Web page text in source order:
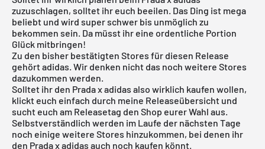
zuzuschlagen, solltet ihr euch beeilen. Das Ding ist mega
beliebt und wird super schwer bis unmöglich zu
bekommen sein. Da müsst ihr eine ordentliche Portion
Glück mitbringen!
Zu den bisher bestätigten Stores für diesen Release
gehört adidas. Wir denken nicht das noch weitere Stores
dazukommen werden.
Solltet ihr den Prada x adidas also wirklich kaufen wollen,
klickt euch einfach durch meine Releaseübersicht und
sucht euch am Releasetag den Shop eurer Wahl aus.
Selbstverständlich werden im Laufe der nächsten Tage
noch einige weitere Stores hinzukommen, bei denen ihr
den Prada x adidas auch noch kaufen könnt.